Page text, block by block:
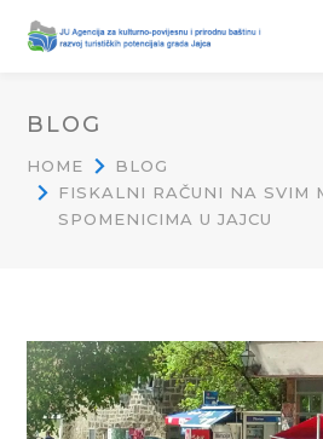
BLOG
HOME
BLOG
FISKALNI RAČUNI NA SVIM
SPOMENICIMA U JAJCU